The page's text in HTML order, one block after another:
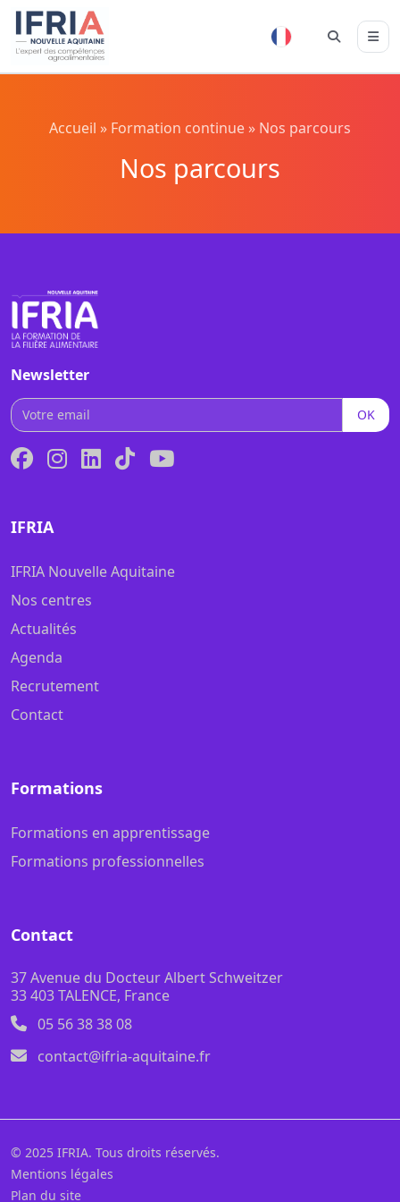
Accueil » Formation continue » Nos parcours
Nos parcours
Newsletter
OK
IFRIA
IFRIA Nouvelle Aquitaine
Nos centres
Actualités
Agenda
Recrutement
Contact
Formations
Formations en apprentissage
Formations professionnelles
Contact
37 Avenue du Docteur Albert Schweitzer
33 403 TALENCE, France
05 56 38 38 08
contact@ifria-aquitaine.fr
© 2025 IFRIA. Tous droits réservés.
Mentions légales
Plan du site